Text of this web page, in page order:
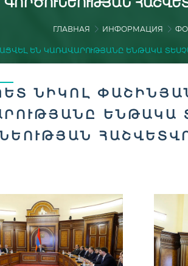
ԳՈՐԾՈՒՆԵՈՒԹՅԱՆ
ГЛАВНАЯ ИНФОРМАЦИЯ
ԵՆ ԿԱՌԱՎԱՐՈՒԹՅԱՆԸ ԵՆԹԱԿԱ
ՆԻԿՈԼ
ԵՆԹԱԿԱ